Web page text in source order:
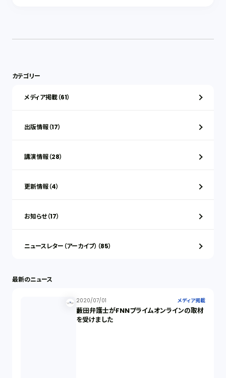
カテゴリー
メディア掲載（61）
出版情報（17）
講演情報（28）
更新情報（4）
お知らせ（17）
ニュースレター（アーカイブ）（85）
最新のニュース
2020/07/01 メディア掲載
藪田弁護士がFNNプライムオンラインの取材
を受けました